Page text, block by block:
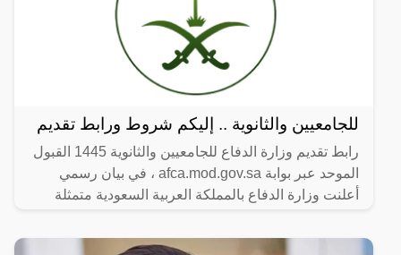
للجامعيين والثانوية .. إليكم شروط ورابط تقديم
رابط تقديم وزارة الدفاع للجامعيين والثانوية 1445 القبول
الموحد عبر بوابة afca.mod.gov.sa ، في بيان رسمي
أعلنت وزارة الدفاع بالمملكة العربية السعودية متمثلة